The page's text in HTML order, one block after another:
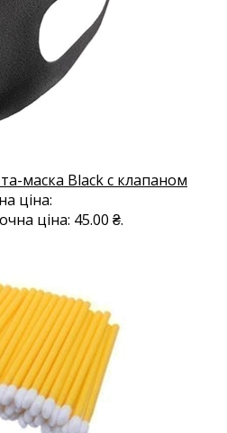
маска Black с клапаном
ціна:
ціна: 45.00 ₴.